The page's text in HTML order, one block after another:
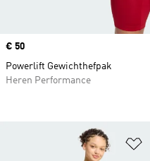
Price
€ 50
Powerlift Gewichthefpak
Heren Performance